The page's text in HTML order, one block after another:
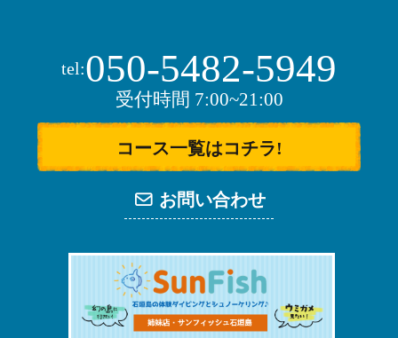
tel:050-5482-5949
受付時間 7:00~21:00
コース一覧はコチラ!
お問い合わせ